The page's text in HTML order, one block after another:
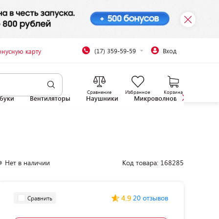
карту (17) 359-59-59 Вход
Сравнение Избранное Корзина
Вентиляторы Наушники Микроволновые печи
Нет в наличии Код товара: 168285
Сравнить 4.9 20 отзывов